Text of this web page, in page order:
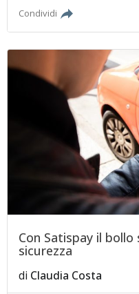
Condividi
Con Satispay il bollo
sicurezza
di Claudia Costa